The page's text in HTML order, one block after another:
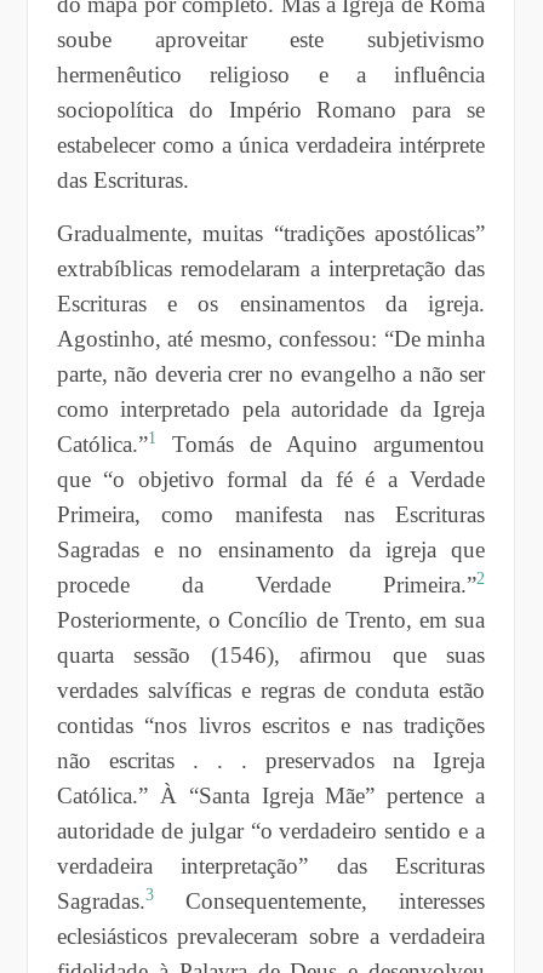
soube aproveitar este subjetivismo
hermenêutico religioso e a influência
sociopolítica do Império Romano para se
estabelecer como a única verdadeira intérprete
das Escrituras.
Gradualmente, muitas “tradições apostólicas”
extrabíblicas remodelaram a interpretação das
Escrituras e os ensinamentos da igreja.
Agostinho, até mesmo, confessou: “De minha
parte, não deveria crer no evangelho a não ser
como interpretado pela autoridade da Igreja
Católica.”1
Tomás de Aquino argumentou
que “o objetivo formal da fé é a Verdade
Primeira, como manifesta nas Escrituras
Sagradas e no ensinamento da igreja que
procededa Verdade Primeira.”2
Posteriormente, o Concílio de Trento, em sua
quarta sessão (1546), afirmou que suas
verdades salvíficas e regras de conduta estão
contidas “nos livros escritos e nas tradições
não escritas . . . preservados na Igreja
Católica.” À “Santa Igreja Mãe” pertence a
autoridade de julgar “o verdadeiro sentido e a
verdadeira interpretação” das Escrituras
Sagradas.3
Consequentemente, interesses
eclesiásticos prevaleceram sobre a verdadeira